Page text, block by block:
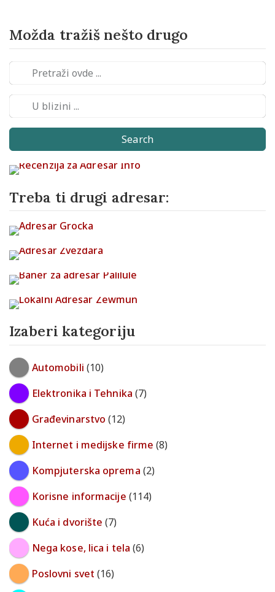
Možda tražiš nešto drugo
Search
Treba ti drugi adresar:
Izaberi kategoriju
Automobili (10)
Elektronika i Tehnika (7)
Građevinarstvo (12)
Internet i medijske firme (8)
Kompjuterska oprema (2)
Korisne informacije (114)
Kuća i dvorište (7)
Nega kose, lica i tela (6)
Poslovni svet (16)